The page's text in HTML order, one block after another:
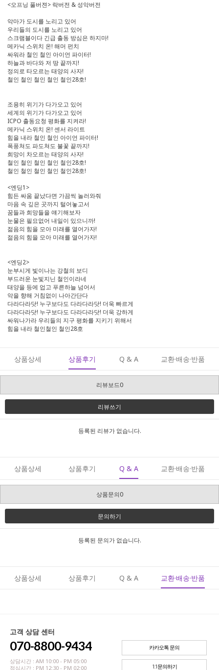
<오프닝 풀버젼> 락버전 & 성악버전
악마가 도시를 노리고 있어
우리들의 도시를 노리고 있어
스크램블이다 긴급 출동 방심은 하지마!
메카닉 스위치 온! 해머 펀치
싸워라 철인 철인 아이언 파이터!
하늘과 바다와 저 땅 끝까지!
정의로 타오르는 태양의 사자!
철인 철인 철인 철인 철인28호!
조용히 위기가 다가오고 있어
세계의 위기가 다가오고 있어
ICPO 출동요청 평화를 지켜라!
메카닉 스위치 온! 센서 라이트
힘을 내라 철인 철인 아이언 파이터!
폭풍쳐도 파도쳐도 불꽃 끝까지!
희망이 차오르는 태양의 사자!
철인 철인 철인 철인 철인28호!
철인 철인 철인 철인 철인28호!
<엔딩1>
힘든 싸움 끝났다면 가끔씩 놀러와줘
마음 속 깊은 곳까지 털어놓고서
꿈들과 희망들을 얘기해보자
눈물은 필요없어 내일이 있으니까!
젊음의 힘을 모아 미래를 열어가자!
젊음의 힘을 모아 미래를 열어가자!
<엔딩2>
눈부시게 빛이나는 강철의 보디
부드러운 눈빛지닌 철인이라네
태양을 등에 업고 푸른하늘 넘어서
악을 향해 거침없이 나아간단다
다라다라닷! 누구보다도 다라다라닷! 더욱 빠르게
다라다라닷! 누구보다도 다라다라닷! 더욱 강하게
싸워나가라 우리들의 지구 평화를 지키기 위해서
힘을 내라 철인철인 철인28호
상품상세 상품후기 Q & A 교환·배송·반품
리뷰보드0
리뷰쓰기
등록된 리뷰가 없습니다.
상품상세 상품후기 Q & A 교환·배송·반품
상품문의0
문의하기
등록된 문의가 없습니다.
상품상세 상품후기 Q & A 교환·배송·반품
고객 상담 센터
070-8800-9434
상담시간 : AM 10:00 - PM 05:00
점심시간 : PM 12:30 - PM 02:00
카카오톡 문의
1:1문의하기